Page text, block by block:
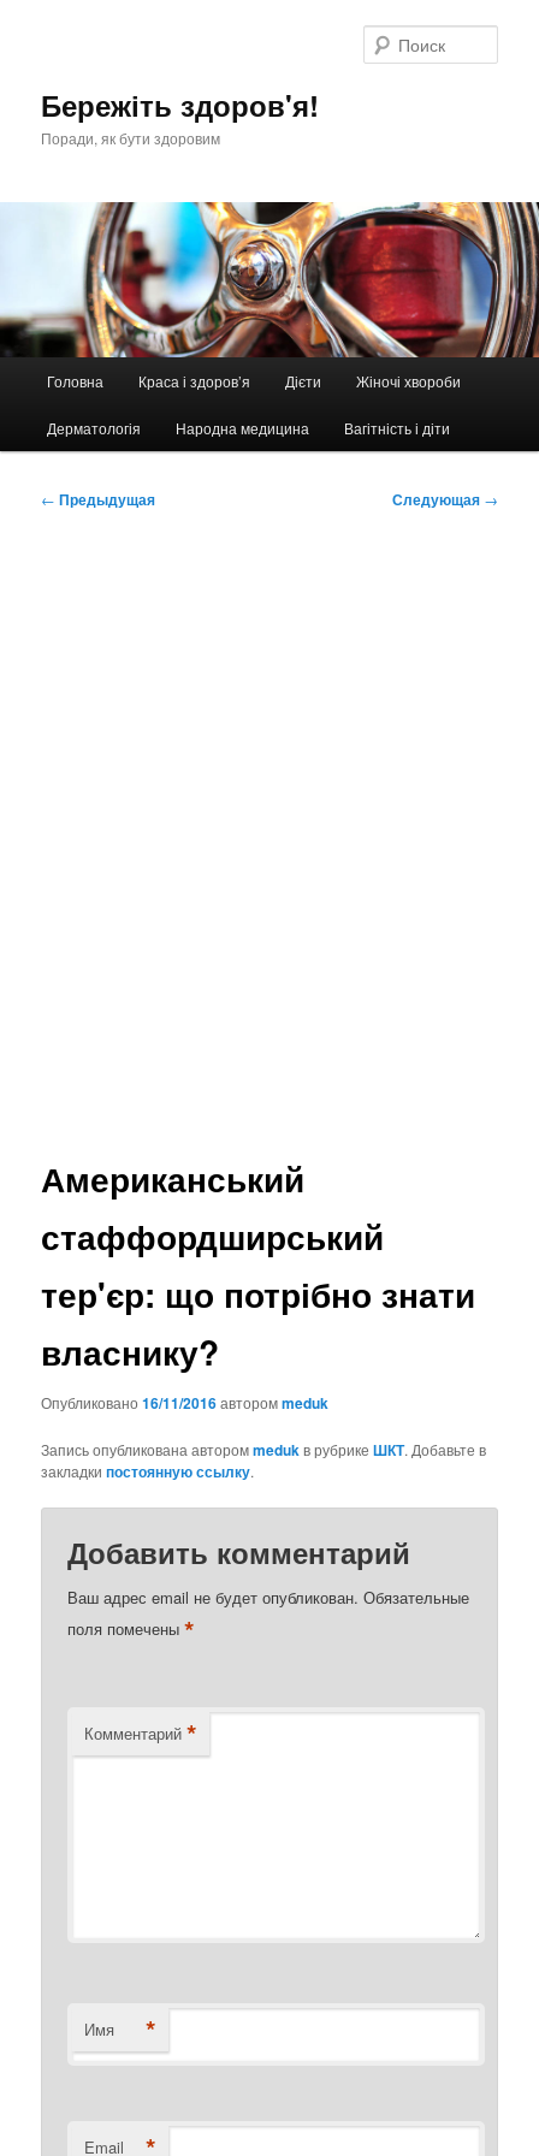
Бережіть здоров'я!
Поради, як бути здоровим
Головна Краса і здоров’я Дієти Жіночі хвороби
Дерматологія Народна медицина Вагітність і діти
Навигация
← Предыдущая Следующая →
Американський
стаффордширський
тер'єр: що потрібно знати
власнику?
Опубликовано16/11/2016авторомmeduk
Запись опубликована авторомmedukв рубрикеШКТ. Добавьте в
закладкипостоянную ссылку.
Добавить комментарий
Ваш адрес email не будет опубликован. Обязательные
поля помечены*
Комментарий *
Имя *
Email *